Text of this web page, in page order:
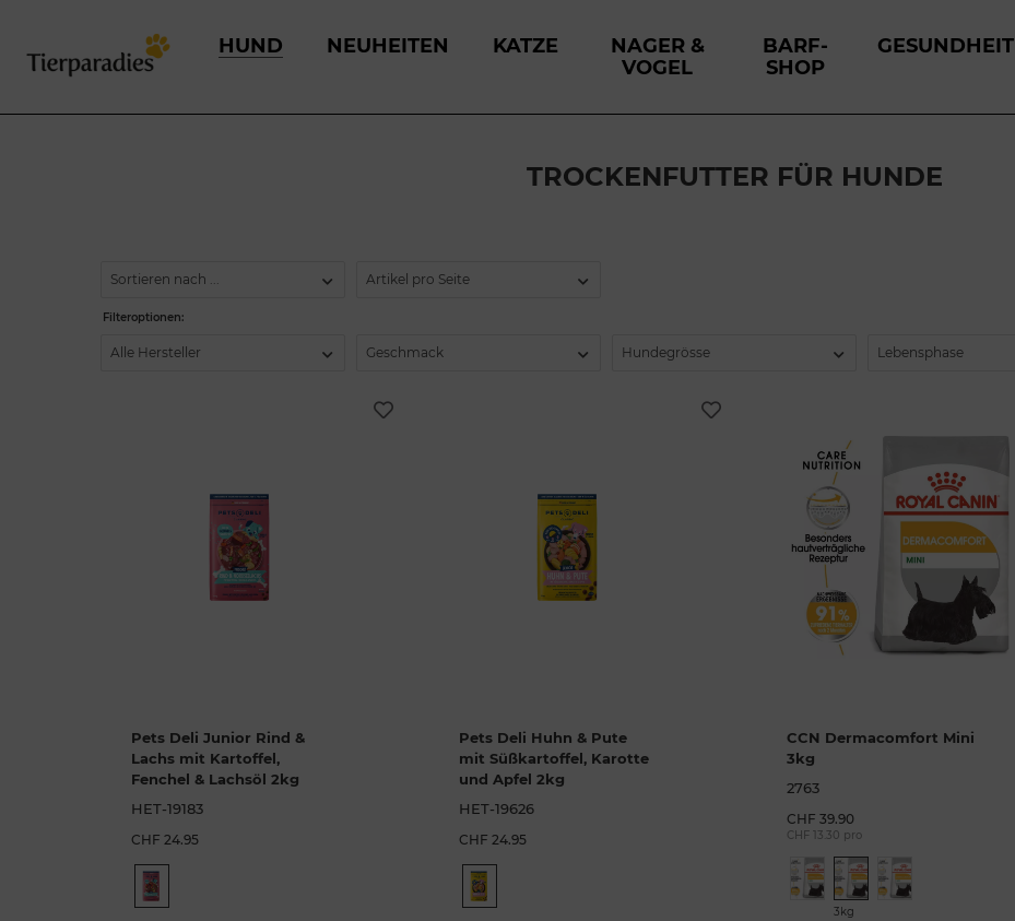
HUND NEUHEITEN KATZE
NAGER &
VOGEL
BARF-
SHOP
GESUNDHEIT
TROCKENFUTTER FÜR HUNDE
Sortieren nach ... Artikel pro Seite
Filteroptionen:
Alle Hersteller Geschmack Hundegrösse Lebensphase
Pets Deli Junior Rind &
Lachs mit Kartoffel,
Fenchel & Lachsöl 2kg
HET-19183
CHF 24.95
Pets Deli Huhn & Pute
mit Süßkartoffel, Karotte
und Apfel 2kg
HET-19626
CHF 24.95
CCN Dermacomfort Mini
3kg
2763
CHF 39.90
CHF 13.30 pro
3kg